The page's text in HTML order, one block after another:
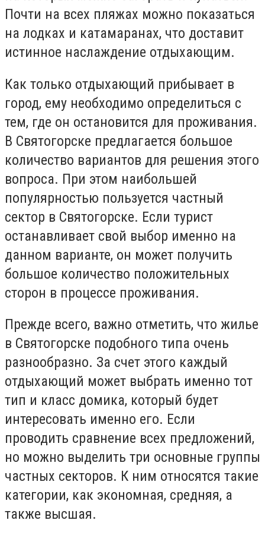
Почти на всех пляжах можно показаться
на лодках и катамаранах, что доставит
истинное наслаждение отдыхающим.
Как только отдыхающий прибывает в
город, ему необходимо определиться с
тем, где он остановится для проживания.
В Святогорске предлагается большое
количество вариантов для решения этого
вопроса. При этом наибольшей
популярностью пользуется частный
сектор в Святогорске. Если турист
останавливает свой выбор именно на
данном варианте, он может получить
большое количество положительных
сторон в процессе проживания.
Прежде всего, важно отметить, что жилье
в Святогорске подобного типа очень
разнообразно. За счет этого каждый
отдыхающий может выбрать именно тот
тип и класс домика, который будет
интересовать именно его. Если
проводить сравнение всех предложений,
но можно выделить три основные группы
частных секторов. К ним относятся такие
категории, как экономная, средняя, а
также высшая.